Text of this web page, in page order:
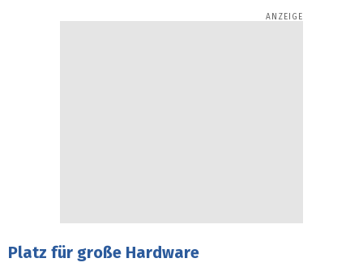
Platz für große Hardware